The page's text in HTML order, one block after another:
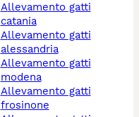
allevamento gatti
catania
allevamento gatti
alessandria
allevamento gatti
modena
allevamento gatti
frosinone